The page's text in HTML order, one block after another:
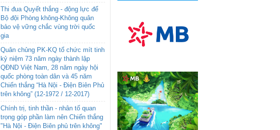
Thi đua Quyết thắng - động lực để
Bộ đội Phòng không-Không quân
bảo vệ vững chắc vùng trời quốc
gia
Quân chủng PK-KQ tổ chức mít tinh
kỷ niệm 73 năm ngày thành lập
QĐND Việt Nam, 28 năm ngày hội
quốc phòng toàn dân và 45 năm
Chiến thắng “Hà Nội - Điện Biên Phủ
trên không” (12-1972 / 12-2017)
Chính trị, tinh thần - nhân tố quan
trọng góp phần làm nên Chiến thắng
"Hà Nội - Điện Biên phủ trên không"